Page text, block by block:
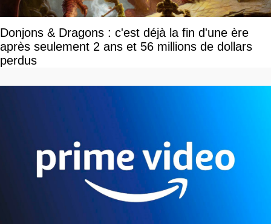
Donjons & Dragons : c'est déjà la fin d'une ère
après seulement 2 ans et 56 millions de dollars
perdus